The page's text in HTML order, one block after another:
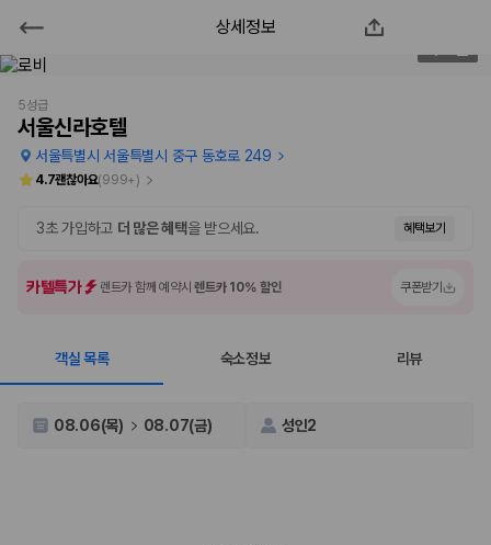
서울신라호텔
2000만 이용고객이 선택한 제주 렌트카 가격비교 플랫폼
제주렌트카 가격비교는 카모아에서 한 번에
제주도 렌트카는 업체마다 차량 가격, 보험 조건, 면책금, 보상 한도, 인수
장소, 취소 규정이 다릅니다. 카모아는 여러 제주 렌트카 업체의 조건을 한
상세정보
5성급
서울신라호텔
서울특별시 서울특별시 중구 동호로 249
4.7괜찮아요(999+)
3초 가입하고 더 많은 혜택을 받으세요. 혜택보기
카텔특가 렌트카 함께 예약시렌트카 10% 할인 쿠폰받기
객실 목록 숙소정보 리뷰
08.06(목) 08.07(금) 성인2